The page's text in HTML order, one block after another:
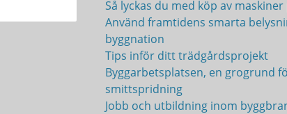
Så lyckas du med köp av
Använd framtidens smarta
byggnation
Tips inför ditt trädgårdsprojekt
Byggarbetsplatsen, en grogrund
smittspridning
Jobb och utbildning inom